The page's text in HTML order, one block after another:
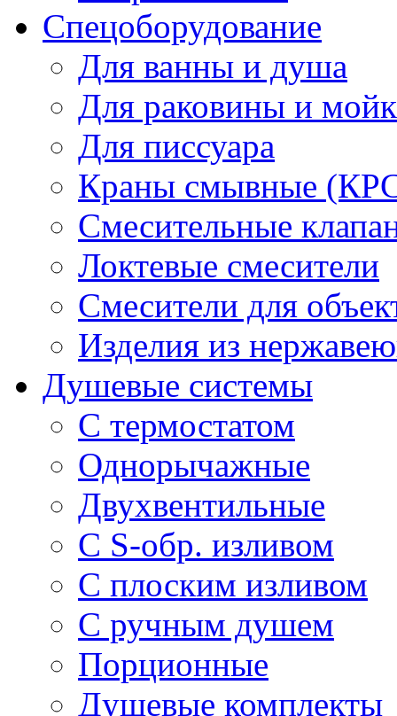
Спецоборудование
Для ванны и душа
Для раковины и
Для писсуара
Краны смывные
Смесительные
Локтевые смесители
Смесители для
Изделия из
Душевые системы
С термостатом
Однорычажные
Двухвентильные
С S-обр. изливом
С плоским изливом
С ручным душем
Порционные
Душевые комплекты